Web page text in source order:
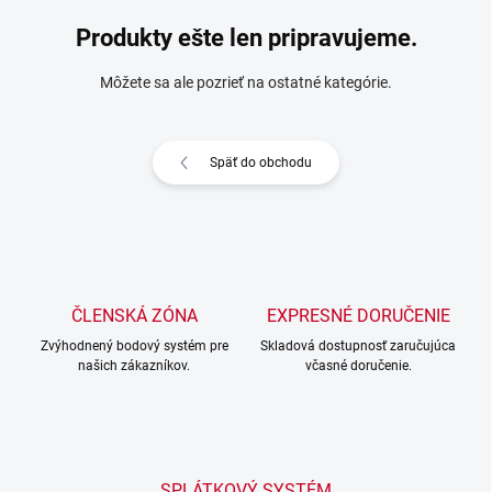
Produkty ešte len pripravujeme.
Môžete sa ale pozrieť na ostatné kategórie.
Späť do obchodu
ČLENSKÁ ZÓNA
Zvýhodnený bodový systém pre
našich zákazníkov.
EXPRESNÉ DORUČENIE
Skladová dostupnosť zaručujúca
včasné doručenie.